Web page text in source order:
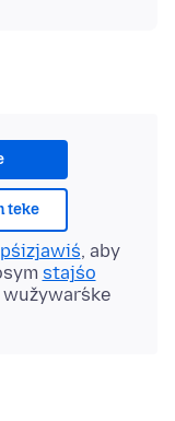
teke
, aby
stajśo